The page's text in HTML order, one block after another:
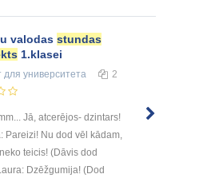
valodas stundas
1.klasei
для университета 2
Jā, atcerējos- dzintars!
Pareizi! Nu dod vēl kādam,
teicis! (Dāvis dod
Dzēžgumija! (Dod